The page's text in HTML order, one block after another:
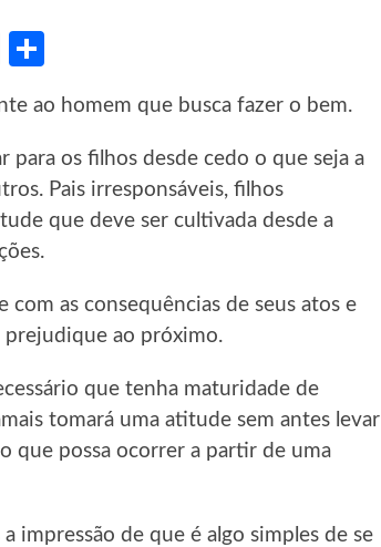
Print
ao homem que busca fazer o bem.
para os filhos desde cedo o que seja a
Pais irresponsáveis, filhos
que deve ser cultivada desde a
as consequências de seus atos e
ao próximo.
que tenha maturidade de
tomará uma atitude sem antes levar
que possa ocorrer a partir de uma
impressão de que é algo simples de se